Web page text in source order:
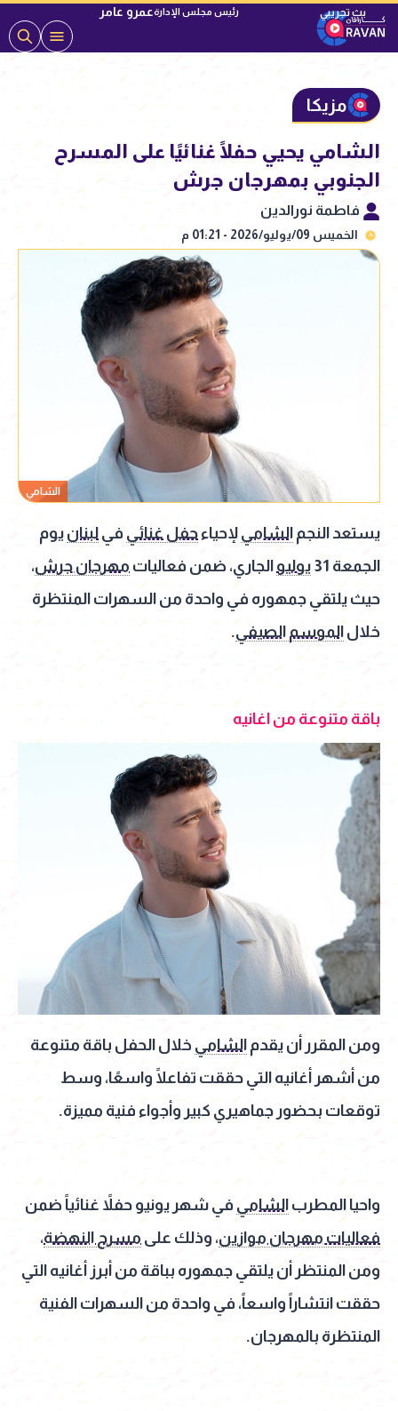
رئيس مجلس الإدارةعمرو عامر
مزيكا
الشامي يحيي حفلًا غنائيًا على المسرح
الجنوبي بمهرجان جرش
فاطمة نورالدين
الخميس 09/يوليو/2026 - 01:21 م
الشامي
يستعد النجم الشامي لإحياء حفل غنائي في لبنان يوم
الجمعة 31
يوليو الجاري، ضمن فعاليات مهرجان جرش،
حيث يلتقي جمهوره في واحدة من السهرات المنتظرة
خلال الموسم الصيفي.
باقة متنوعة من اغانيه
ومن المقرر أن يقدم الشامي خلال الحفل باقة متنوعة
من أشهر أغانيه التي حققت تفاعلًا واسعًا، وسط
توقعات بحضور جماهيري كبير وأجواء فنية مميزة.
واحيا المطرب الشامي في شهر يونيو حفلاً غنائياً ضمن
فعاليات مهرجان موازين، وذلك على مسرح النهضة،
ومن المنتظر أن يلتقي جمهوره بباقة من أبرز أغانيه التي
حققت انتشاراً واسعاً، في واحدة من السهرات الفنية
المنتظرة بالمهرجان.